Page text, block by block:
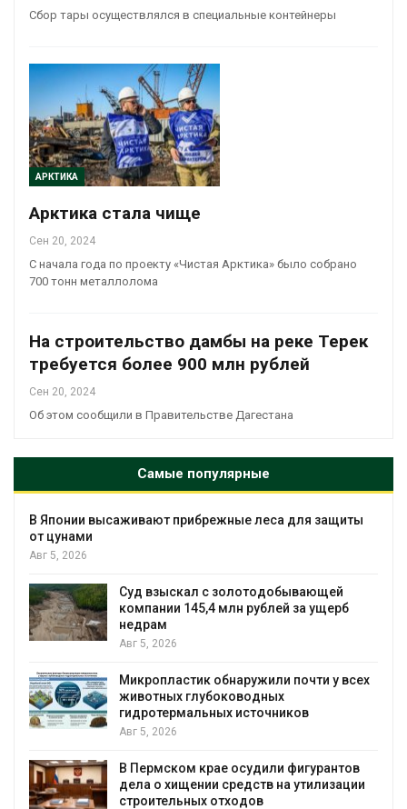
Сбор тары осуществлялся в специальные контейнеры
АРКТИКА
Арктика стала чище
Сен 20, 2024
С начала года по проекту «Чистая Арктика» было собрано
700 тонн металлолома
На строительство дамбы на реке Терек
требуется более 900 млн рублей
Сен 20, 2024
Об этом сообщили в Правительстве Дагестана
Самые популярные
В Японии высаживают прибрежные леса для защиты
от цунами
Авг 5, 2026
Суд взыскал с золотодобывающей
компании 145,4 млн рублей за ущерб
недрам
Авг 5, 2026
Микропластик обнаружили почти у всех
животных глубоководных
гидротермальных источников
Авг 5, 2026
В Пермском крае осудили фигурантов
дела о хищении средств на утилизации
строительных отходов